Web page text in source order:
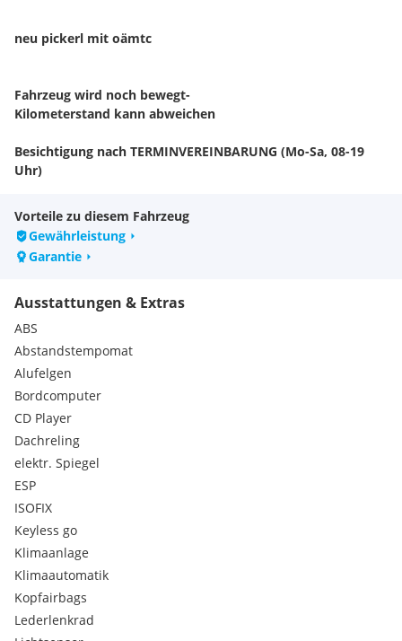
neu pickerl mit oämtc
Fahrzeug wird noch bewegt-
Kilometerstand kann abweichen
Besichtigung nach TERMINVEREINBARUNG (Mo-Sa, 08-19
Uhr)
Serienausstattungen:
Dieselpartikelfilter
Seitenaufprallschutz
Karosserie verzinkt
Sicherheitsgurte
Adaptives Bremslicht
Elektromechanische Parkbremse
Glanzpaket
Heckleuchten
MMI Radio
Normalsitze vorn
Ablagefächer
Polsterung Stoff
Handschuhfach
Kindersicherung
Außenspiegel mit integriertem LED-Blinker
Bordwerkzeug und Wagenheber, im Gepäckraum
Elektronische Differenzialsperre EDS
Fullsize-Airbags
Integrales Kopfstützensystem
Anfahrassistent
Vorteile zu diesem Fahrzeug
Gewährleistung
Garantie
Ausstattungen & Extras
ABS
Abstandstempomat
Alufelgen
Bordcomputer
CD Player
Dachreling
elektr. Spiegel
ESP
ISOFIX
Keyless go
Klimaanlage
Klimaautomatik
Kopfairbags
Lederlenkrad